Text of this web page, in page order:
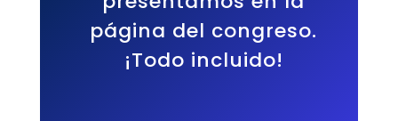
página del congreso.
¡Todo incluido!